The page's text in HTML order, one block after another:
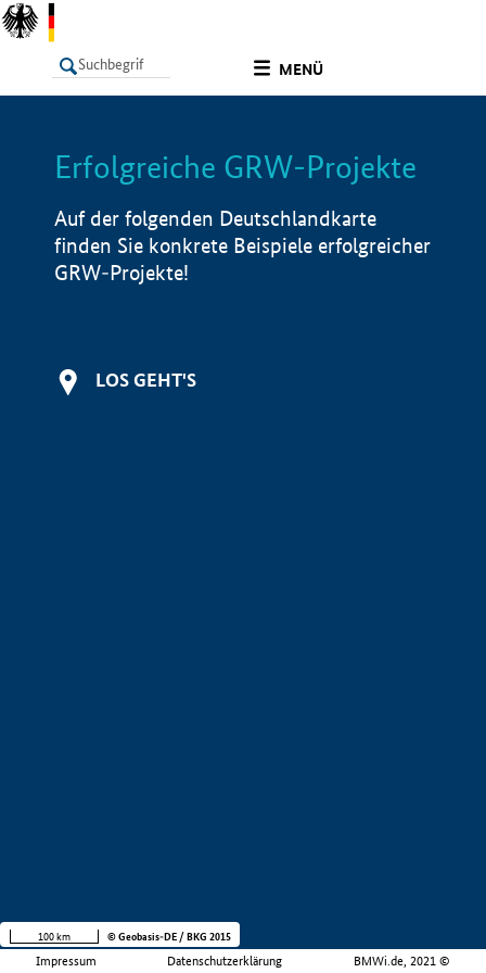
MENÜ
LISTE Info
Erfolgreiche GRW-Projekte
Auf der folgenden Deutschlandkarte
finden Sie konkrete Beispiele erfolgreicher
GRW-Projekte!
LOS GEHT'S
Impressum Datenschutzerklärung BMWi.de, 2021 ©
100 km © Geobasis-DE / BKG 2015